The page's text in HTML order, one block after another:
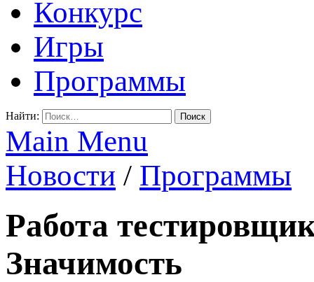
Конкурс
Игры
Программы
Найти:
Main Menu
Новости / Программы
Работа
Значимость